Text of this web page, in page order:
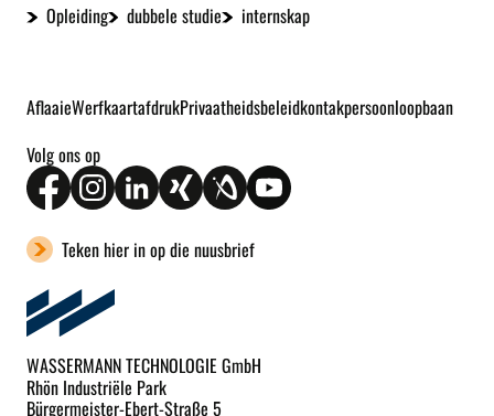
Opleiding
dubbele studie internskap
AflaaieWerfkaartafdrukPrivaatheidsbeleidkontakpersoonloopbaan
Volg ons op
Teken hier in op die nuusbrief
WASSERMANN TECHNOLOGIE GmbH
Rhön Industriële Park
Bürgermeister-Ebert-Straße 5